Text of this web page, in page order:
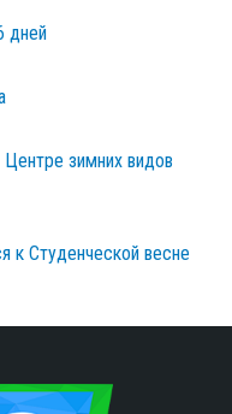
дней
зимних видов
к Студенческой весне